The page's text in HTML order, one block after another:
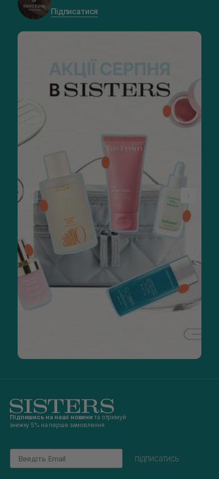
Підписатися
Підпишись на наші новини та отримуй
знижку 5% на перше замовлення
Email
підписатись